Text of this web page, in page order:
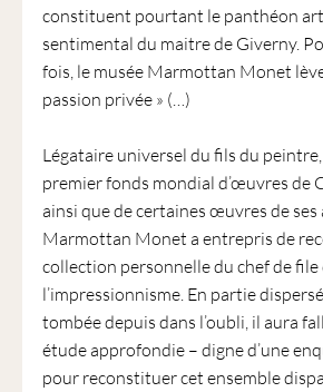
constituent pourtant le panthéon
sentimental du maitre de Giverny.
fois, le musée Marmottan Monet
passion privée » (…)
Légataire universel du fils du
premier fonds mondial d’œuvres de
ainsi que de certaines œuvres de ses
Marmottan Monet a entrepris de
collection personnelle du chef de file
l’impressionnisme. En partie
tombée depuis dans l’oubli, il aura
étude approfondie – digne d’une
pour reconstituer cet ensemble